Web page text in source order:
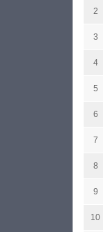
2
3
4
5
6
7
8
9
10